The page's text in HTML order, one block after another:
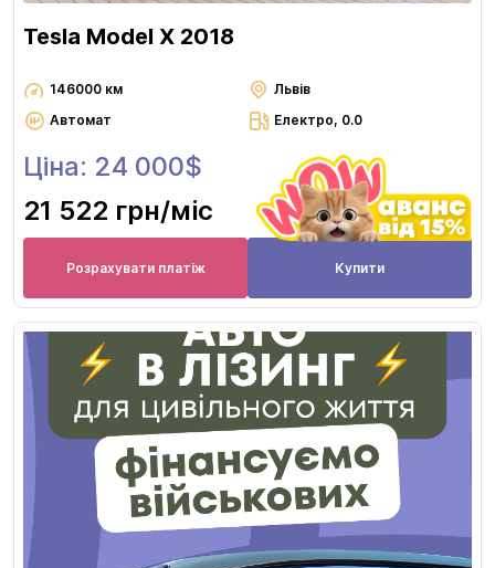
Tesla Model X 2018
146000 км
Львів
Автомат
Електро, 0.0
Ціна: 24 000$
21 522 грн/міс
Розрахувати платіж Купити